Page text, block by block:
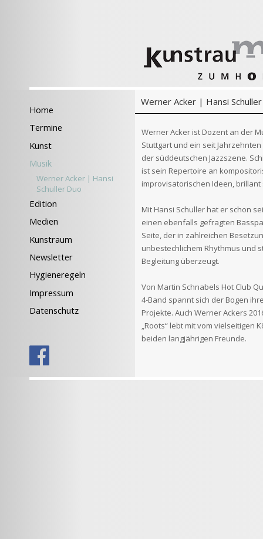
Home
Termine
Kunst
Musik
Werner Acker | Hansi
Schuller Duo
Edition
Medien
Kunstraum
Newsletter
Hygieneregeln
Impressum
Datenschutz
Werner Acker | Hansi
Werner Acker ist Dozent an der
Stuttgart und ein seit
der süddeutschen Jazzszene.
ist sein Repertoire an
improvisatorischen Ideen, brillant
Mit Hansi Schuller hat er schon
einen ebenfalls gefragten
Seite, der in zahlreichen
unbestechlichem Rhythmus und
Begleitung überzeugt.
Von Martin Schnabels Hot Club
4-Band spannt sich der Bogen
Projekte. Auch Werner Ackers
„Roots“ lebt mit vom vielseitigen
beiden langjährigen Freunde.